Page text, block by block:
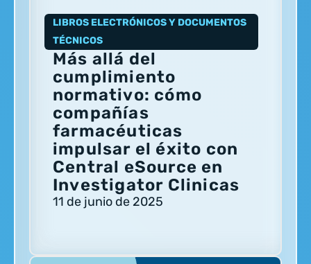
LIBROS ELECTRÓNICOS Y DOCUMENTOS
TÉCNICOS
Más allá del
cumplimiento
normativo: cómo
compañías
farmacéuticas
impulsar el éxito con
Central eSource en
Investigator Clinicas
11 de junio de 2025